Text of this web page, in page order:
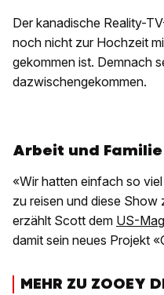
Der kanadische Reality-
noch nicht zur Hochzeit
gekommen ist. Demnach
dazwischengekommen.
Arbeit und
«Wir hatten einfach so
zu reisen und diese Show
erzählt Scott dem US-
damit sein neues Projekt
MEHR ZU ZOOEY